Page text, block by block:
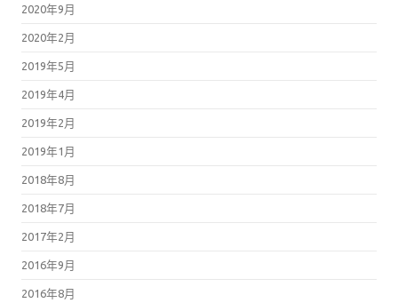
2020年9月
2020年2月
2019年5月
2019年4月
2019年2月
2019年1月
2018年8月
2018年7月
2017年2月
2016年9月
2016年8月